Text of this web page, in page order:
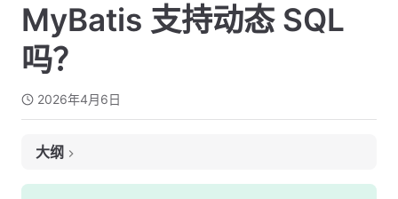
MyBatis 支持动态 SQL
吗？
2026年4月6日
大纲
面试考察点